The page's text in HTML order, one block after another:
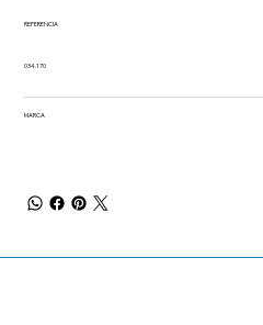
REFERENCIA
034.170
MARCA